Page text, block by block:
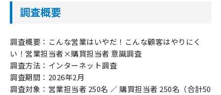
調査概要
調査概要：こんな営業はいやだ！こんな顧客はやりにく
い！営業担当者×購買担当者 意識調査
調査方法：インターネット調査
調査期間：2026年2月
調査対象：営業担当者 250名 ／ 購買担当者 250名（合計50